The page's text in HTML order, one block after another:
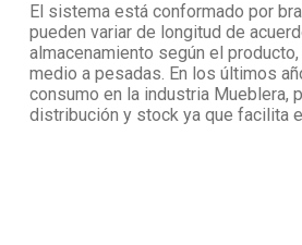
El sistema está conformado por
pueden variar de longitud de
almacenamiento según el
medio a pesadas. En los últimos
consumo en la industria Mueblera,
distribución y stock ya que facilita